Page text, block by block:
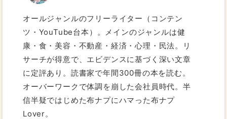
オールジャンルのフリーライター（コンテン
ツ・YouTube台本）。メインのジャンルは健
康・食・美容・不動産・経済・心理・民法。リ
サーチが得意で、エビデンスに基づく深い文章
に定評あり。読書家で年間300冊の本を読む。
オーバーワークで体調を崩した会社員時代。半
信半疑ではじめた布ナプにハマった布ナプ
Lover。